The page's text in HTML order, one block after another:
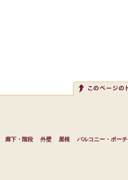
廊下・階段 外壁 屋根
バルコニー・ポーチ